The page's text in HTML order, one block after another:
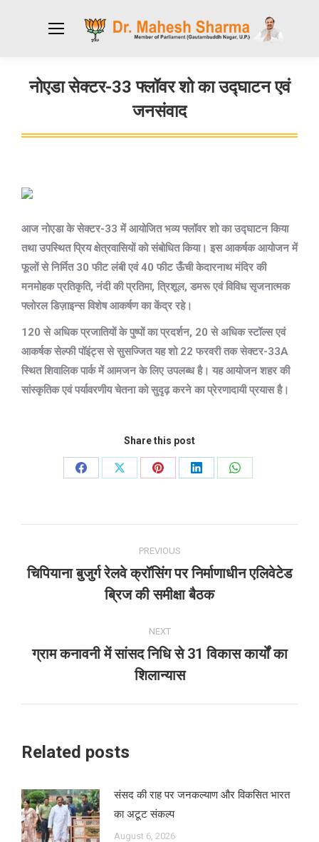
नोएडा सेक्टर-33 फ्लॉवर शो का उद्घाटन एवं
जनसंवाद
You are here:
आज नोएडा के सेक्टर-33 में आयोजित भव्य फ्लॉवर शो का उद्घाटन किया
तथा उपस्थित प्रिय क्षेत्रवासियों को संबोधित किया। इस आकर्षक आयोजन में
फूलों से निर्मित 30 फीट लंबी एवं 40 फीट ऊँची केदारनाथ मंदिर की
मनमोहक प्रतिकृति, नंदी की प्रतिमा, त्रिशूल, डमरू एवं विविध सृजनात्मक
फ्लोरल डिज़ाइन्स विशेष आकर्षण का केंद्र रहे।
120 से अधिक प्रजातियों के पुष्पों का प्रदर्शन, 20 से अधिक स्टॉल्स एवं
आकर्षक सेल्फी पॉइंट्स से सुसज्जित यह शो 22 फरवरी तक सेक्टर-33A
स्थित शिवालिक पार्क में आमजन के लिए उपलब्ध है। यह आयोजन शहर की
सांस्कृतिक एवं पर्यावरणीय चेतना को सुदृढ़ करने का प्रेरणादायी प्रयास है।
Share this post
Share
Share
Share
Share
Share
navigation
PREVIOUS
Previous
post:
चिपियाना बुजुर्ग रेलवे क्रॉसिंग पर निर्माणाधीन एलिवेटेड
ब्रिज की समीक्षा बैठक
NEXT
Next
post:
ग्राम कनावनी में सांसद निधि से 31 विकास कार्यों का
शिलान्यास
Related posts
संसद की राह पर जनकल्याण और विकसित भारत
का अटूट संकल्प
August 6, 2026